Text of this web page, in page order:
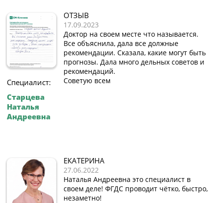
Специалист:
Старцева
Наталья
Андреевна
ОТЗЫВ
17.09.2023
Доктор на своем месте что называется.
Все объяснила, дала все должные
рекомендации. Сказала, какие могут быть
прогнозы. Дала много дельных советов и
рекомендаций.
Советую всем
ЕКАТЕРИНА
27.06.2022
Наталья Андреевна это специалист в
своем деле! ФГДС проводит чётко, быстро,
незаметно!